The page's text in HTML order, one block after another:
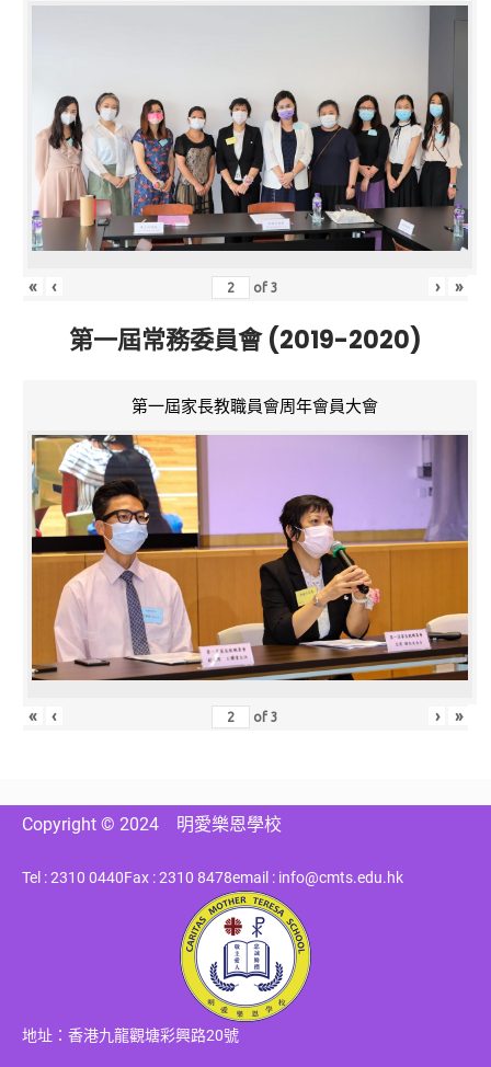
« ‹ of3 › »
第一屆常務委員會 (2019-2020)
第一屆家長教職員會周年會員大會
« ‹ of3 › »
Copyright © 2024 明愛樂恩學校
Tel : 2310 0440Fax : 2310 8478email : info@cmts.edu.hk
地址：香港九龍觀塘彩興路20號